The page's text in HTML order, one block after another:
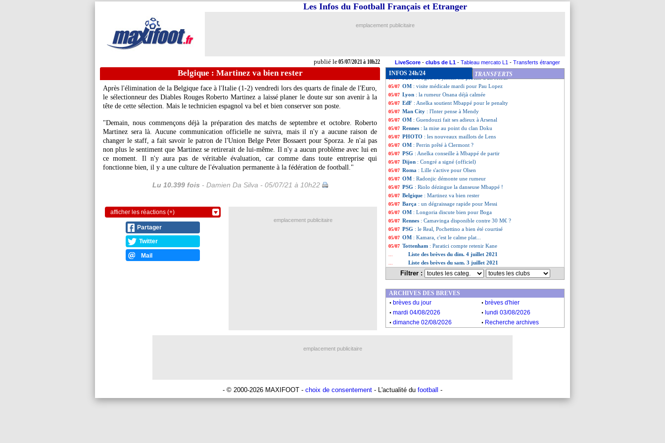
publié le05/07/2021 à 10h22
Les Infos du Football Français et Etranger
emplacement publicitaire
LiveScore - clubs de L1 - Tableau mercato L1 - Transferts étranger
Belgique : Martinez va bien rester
Après l'élimination de la Belgique face à l'Italie (1-2) vendredi lors des quarts de finale de l'Euro,
le sélectionneur des Diables Rouges Roberto Martinez a laissé planer le doute sur son avenir à la
tête de cette sélection. Mais le technicien espagnol va bel et bien conserver son poste.
"Demain, nous commençons déjà la préparation des matchs de septembre et octobre. Roberto
Martinez sera là. Aucune communication officielle ne suivra, mais il n'y a aucune raison de
changer le staff, a fait savoir le patron de l'Union Belge Peter Bossaert pour Sporza. Je n'ai pas
non plus le sentiment que Martinez se retirerait de lui-même. Il n'y a aucun problème avec lui en
ce moment. Il n'y aura pas de véritable évaluation, car comme dans toute entreprise qui
fonctionne bien, il y a une culture de l'évaluation permanente à la fédération de football."
Lu 10.399 fois - Damien Da Silva - 05/07/21 à 10h22
afficher les réactions (+)
Partager
Twitter
Mail
INFOS 24h/24 TRANSFERTS
05/07 Betis: l'avenir de Fekir scellé ?
05/07 Man Utd: De Gea disponible en prêt !
05/07 JO: Ripoll épargne les clubs...
05/07 ASSE: l'OM se renseigne pour Bouanga
05/07 PSG: Correa, la Lazio face à un dilemme
: Pogba n'a jamais été proche d'un retour
05/07 OM : visite médicale mardi pour Pau Lopez
05/07 Lyon : la rumeur Onana déjà calmée
05/07 EdF : Anelka soutient Mbappé pour le penalty
05/07 Man City : l'Inter pense à Mendy
05/07 OM : Guendouzi fait ses adieux à Arsenal
05/07 Rennes : la mise au point du clan Doku
05/07 PHOTO : les nouveaux maillots de Lens
05/07 OM : Perrin prêté à Clermont ?
05/07 PSG : Anelka conseille à Mbappé de partir
05/07 Dijon : Congré a signé (officiel)
05/07 Roma : Lille s'active pour Olsen
05/07 OM : Radonjic démonte une rumeur
05/07 PSG : Riolo dézingue la danseuse Mbappé !
05/07 Belgique : Martinez va bien rester
05/07 Barça : un dégraissage rapide pour Messi
05/07 OM : Longoria discute bien pour Boga
05/07 Rennes : Camavinga disponible contre 30 M€ ?
05/07 PSG : le Real, Pochettino a bien été courtisé
05/07 OM : Kamara, c'est le calme plat...
05/07 Tottenham : Paratici compte retenir Kane
Liste des brèves du dim. 4 juillet 2021
Liste des brèves du sam. 3 juillet 2021
Filtrer :
emplacement publicitaire
ARCHIVES DES BREVES
. brèves du jour . brèves d'hier
. mardi 04/08/2026 . lundi 03/08/2026
. dimanche 02/08/2026 . Recherche archives
emplacement publicitaire
- © 2000-2026 MAXIFOOT - choix de consentement - L'actualité du football -